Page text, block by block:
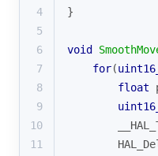
4
}
5
6
void
7
for(
8
float
9
10
11